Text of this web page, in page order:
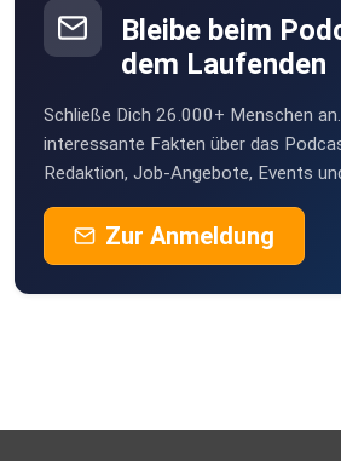
Bleibe beim
dem Laufenden
Schließe Dich 26.000+ Menschen
interessante Fakten über das
Redaktion, Job-Angebote, Events
Zur Anmeldung